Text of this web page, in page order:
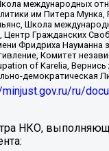
международных
им Питера Мунка,
Школа
Центр Гражданских
Фридриха Науманна
Комитет
of Karelia,
демократическая
ru/
НКО,